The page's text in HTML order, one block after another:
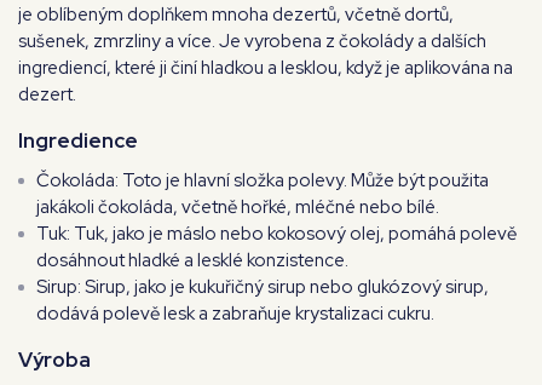
je oblíbeným doplňkem mnoha dezertů, včetně dortů,
sušenek, zmrzliny a více. Je vyrobena z čokolády a dalších
ingrediencí, které ji činí hladkou a lesklou, když je aplikována na
dezert.
Ingredience
Čokoláda: Toto je hlavní složka polevy. Může být použita
jakákoli čokoláda, včetně hořké, mléčné nebo bílé.
Tuk: Tuk, jako je máslo nebo kokosový olej, pomáhá polevě
dosáhnout hladké a lesklé konzistence.
Sirup: Sirup, jako je kukuřičný sirup nebo glukózový sirup,
dodává polevě lesk a zabraňuje krystalizaci cukru.
Výroba